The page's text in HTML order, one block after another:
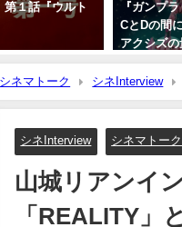
１話『ウルト
『ガンプ
CとDの間
アクシズ
ツ、ガザC
2023年1月22
シネマトーク シネInterview
シネInterview シネマトーク
山城リアンイ
「REALITY」と